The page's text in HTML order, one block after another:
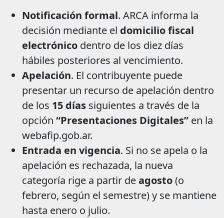
Notificación formal. ARCA informa la
decisión mediante el domicilio fiscal
electrónico dentro de los diez días
hábiles posteriores al vencimiento.
Apelación. El contribuyente puede
presentar un recurso de apelación dentro
de los 15 días siguientes a través de la
opción “Presentaciones Digitales” en la
webafip.gob.ar.
Entrada en vigencia. Si no se apela o la
apelación es rechazada, la nueva
categoría rige a partir deagosto(o
febrero, según el semestre) y se mantiene
hasta enero o julio.